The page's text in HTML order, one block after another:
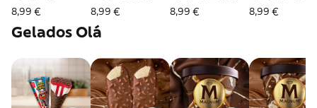
Raspberry
8,99 €
Cream
8,99 €
8,99 €
De-Lish
8,99 €
Gelados Olá